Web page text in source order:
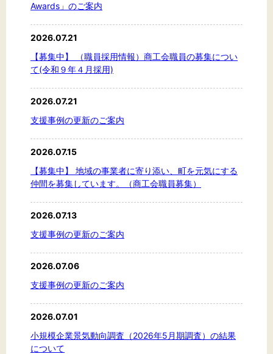
Awards」のご案内
2026.07.21
【募集中】 （職員採用情報）商工会職員の募集につい
て(令和９年４月採用)
2026.07.21
支援事例の更新のご案内
2026.07.15
【募集中】 地域の事業者に寄り添い、町を元気にする
仲間を募集しています。（商工会職員募集）
2026.07.13
支援事例の更新のご案内
2026.07.06
支援事例の更新のご案内
2026.07.01
小規模企業景気動向調査（2026年5月期調査）の結果
について